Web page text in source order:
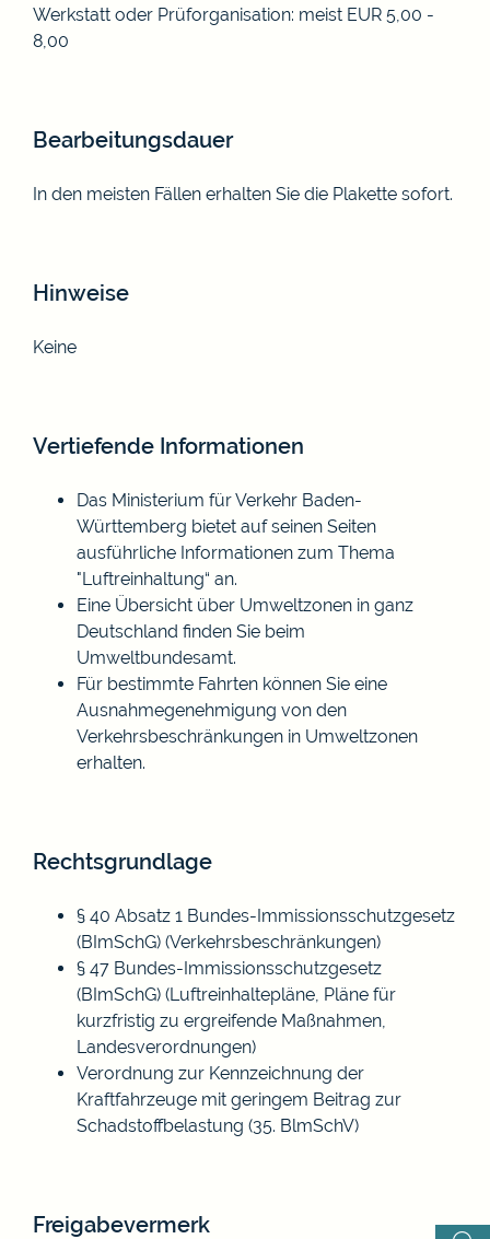
Werkstatt oder Prüforganisation: meist EUR 5,00 -
8,00
Bearbeitungsdauer
In den meisten Fällen erhalten Sie die Plakette sofort.
Hinweise
Keine
Vertiefende Informationen
Das Ministerium für Verkehr Baden-
Württemberg bietet auf seinen Seiten
ausführliche Informationen zum Thema
"Luftreinhaltung“ an.
Eine Übersicht über Umweltzonen in ganz
Deutschland finden Sie beim
Umweltbundesamt.
Für bestimmte Fahrten können Sie eine
Ausnahmegenehmigung von den
Verkehrsbeschränkungen in Umweltzonen
erhalten.
Rechtsgrundlage
§ 40 Absatz 1 Bundes-Immissionsschutzgesetz
(BImSchG) (Verkehrsbeschränkungen)
§ 47 Bundes-Immissionsschutzgesetz
(BImSchG) (Luftreinhaltepläne, Pläne für
kurzfristig zu ergreifende Maßnahmen,
Landesverordnungen)
Verordnung zur Kennzeichnung der
Kraftfahrzeuge mit geringem Beitrag zur
Schadstoffbelastung (35. BlmSchV)
Freigabevermerk